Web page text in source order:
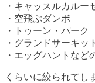
・キャッスルカルー
・空飛ぶダンボ
・トゥーン・パーク
・グランドサーキッ
・エッグハントなど
くらいに絞られてし